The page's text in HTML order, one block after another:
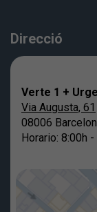
Direcció
Verte 1 +
Via Augusta, 61
08006
Horario: 8:00h -